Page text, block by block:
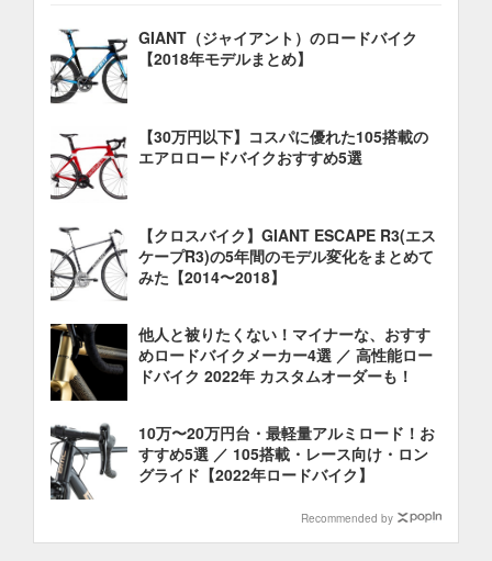
GIANT（ジャイアント）のロードバイク
【2018年モデルまとめ】
【30万円以下】コスパに優れた105搭載の
エアロロードバイクおすすめ5選
【クロスバイク】GIANT ESCAPE R3(エス
ケープR3)の5年間のモデル変化をまとめて
みた【2014〜2018】
他人と被りたくない！マイナーな、おすす
めロードバイクメーカー4選 ／ 高性能ロー
ドバイク 2022年 カスタムオーダーも！
10万〜20万円台・最軽量アルミロード！お
すすめ5選 ／ 105搭載・レース向け・ロン
グライド【2022年ロードバイク】
Recommended by